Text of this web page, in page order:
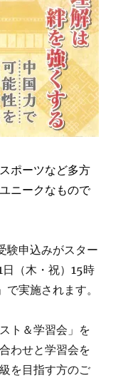
ポーツなど多方
ニークなもので
験申込みがスター
（木・祝）15時
実施されます。
ト＆学習会」を
わせと学習会を
を目指す方のご